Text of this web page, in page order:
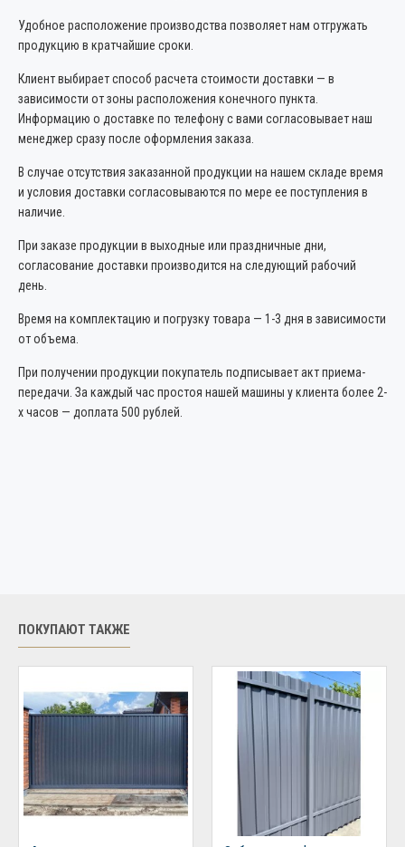
Удобное расположение производства позволяет нам отгружать
продукцию в кратчайшие сроки.
Клиент выбирает способ расчета стоимости доставки — в
зависимости от зоны расположения конечного пункта.
Информацию о доставке по телефону с вами согласовывает наш
менеджер сразу после оформления заказа.
В случае отсутствия заказанной продукции на нашем складе время
и условия доставки согласовываются по мере ее поступления в
наличие.
При заказе продукции в выходные или праздничные дни,
согласование доставки производится на следующий рабочий
день.
Время на комплектацию и погрузку товара — 1-3 дня в зависимости
от объема.
При получении продукции покупатель подписывает акт приема-
передачи. За каждый час простоя нашей машины у клиента более 2-
х часов — доплата 500 рублей.
ПОКУПАЮТ ТАКЖЕ